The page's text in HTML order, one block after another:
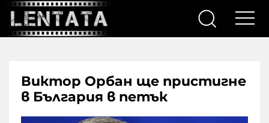
Виктор Орбан ще пристигне
в България в петък